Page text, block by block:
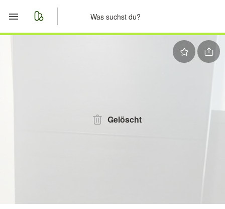
Anzeige aufgeben Gelöscht